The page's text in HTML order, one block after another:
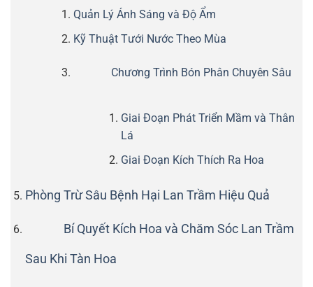
Quản Lý Ánh Sáng và Độ Ẩm
Kỹ Thuật Tưới Nước Theo Mùa
Chương Trình Bón Phân Chuyên Sâu
Giai Đoạn Phát Triển Mầm và Thân
Lá
Giai Đoạn Kích Thích Ra Hoa
Phòng Trừ Sâu Bệnh Hại Lan Trầm Hiệu Quả
Bí Quyết Kích Hoa và Chăm Sóc Lan Trầm
Sau Khi Tàn Hoa